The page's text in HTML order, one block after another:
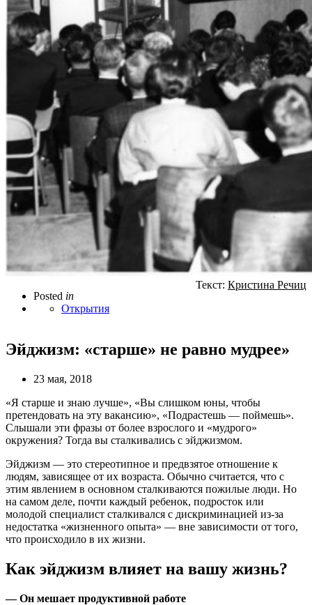
Posted in
Открытия
Текст: Кристина Речиц
Эйджизм: «старше» не равно мудрее»
23 мая, 2018
«Я старше и знаю лучше», «Вы слишком юны, чтобы
претендовать на эту вакансию», «Подрастешь — поймешь».
Слышали эти фразы от более взрослого и «мудрого»
окружения? Тогда вы сталкивались с эйджизмом.
Эйджизм — это стереотипное и предвзятое отношение к
людям, зависящее от их возраста. Обычно считается, что с
этим явлением в основном сталкиваются пожилые люди. Но
на самом деле, почти каждый ребенок, подросток или
молодой специалист сталкивался с дискриминацией из-за
недостатка «жизненного опыта» — вне зависимости от того,
что происходило в их жизни.
Как эйджизм влияет на вашу жизнь?
— Он мешает продуктивной работе